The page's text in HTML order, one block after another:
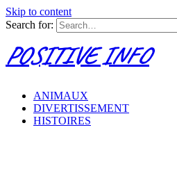
Skip to content
Search for:
POSITIVE INFO
ANIMAUX
DIVERTISSEMENT
HISTOIRES